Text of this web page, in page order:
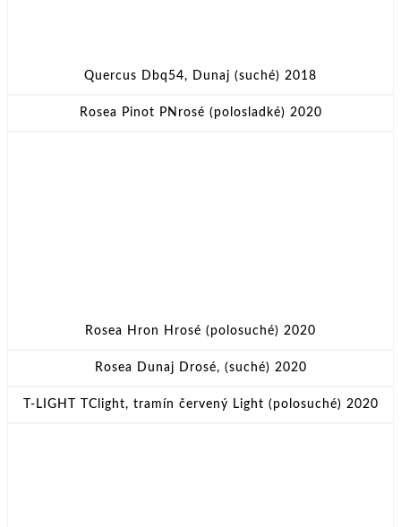
Quercus Dbq54, Dunaj (suché) 2018
Rosea Pinot PNrosé (polosladké) 2020
Rosea Hron Hrosé (polosuché) 2020
Rosea Dunaj Drosé, (suché) 2020
T-LIGHT TClight, tramín červený Light (polosuché) 2020